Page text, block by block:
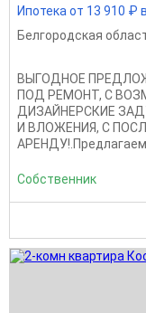
Ипотека от 13 910 ₽
Белгородская
ВЫГОДНОЕ
ПОД РЕМОНТ, С
ДИЗАЙНЕРСКИЕ
И ВЛОЖЕНИЯ, С
АРЕНДУ!.Предлагаем
Собственник